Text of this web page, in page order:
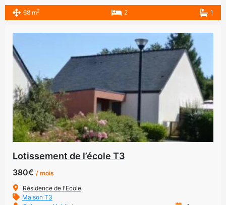
68 m2 2 1
Lotissement de l’école T3
380€ / mois
Résidence de l'Ecole
Maison T3